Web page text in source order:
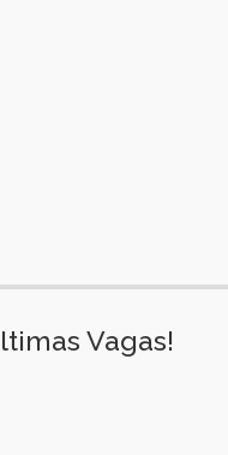
Vagas!